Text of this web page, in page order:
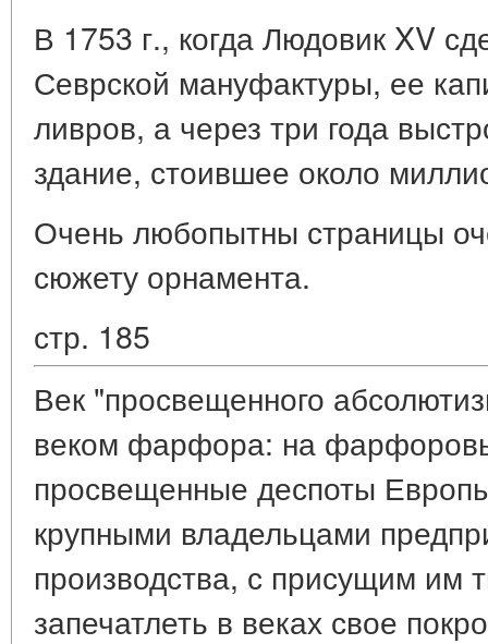
В 1753 г., когда Людовик XV
Севрской мануфактуры, ее
ливров, а через три года
здание, стоившее около
Очень любопытны страницы
сюжету орнамента.
стр. 185
Век "просвещенного
веком фарфора: на
просвещенные деспоты
крупными владельцами
производства, с присущим им
запечатлеть в веках свое